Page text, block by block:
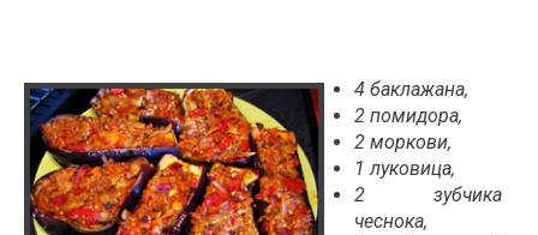
4 баклажана,
2 помидора,
2 моркови,
1 луковица,
2 зубчика
чеснока,